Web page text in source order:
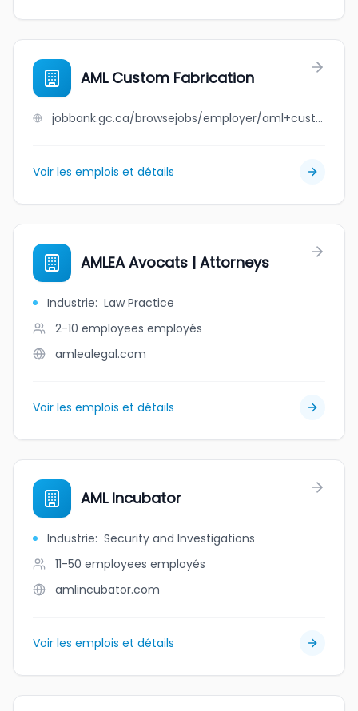
AML Custom Fabrication
jobbank.gc.ca/browsejobs/employer/aml+custom+fabrication/ca
Voir les emplois et détails
AMLEA Avocats | Attorneys
Industrie: Law Practice
2-10 employees employés
amlealegal.com
Voir les emplois et détails
AML Incubator
Industrie: Security and Investigations
11-50 employees employés
amlincubator.com
Voir les emplois et détails